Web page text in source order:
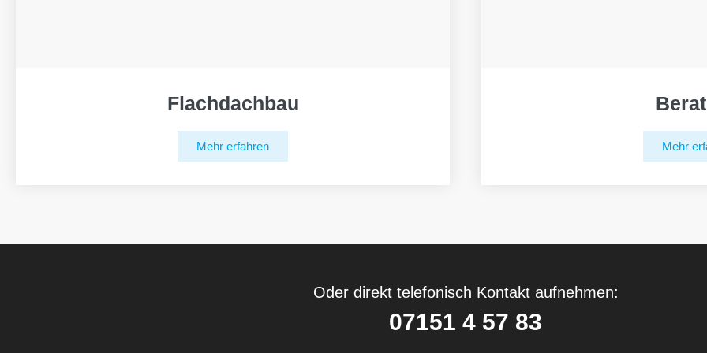
Flachdachbau
Mehr erfahren Mehr
Oder direkt telefonisch Kontakt aufnehmen:
07151 4 57 83